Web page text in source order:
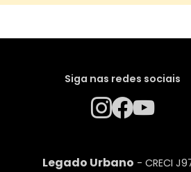
Siga nas redes sociais
Legado Urbano - CRECI